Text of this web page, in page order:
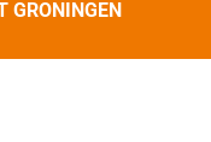
GRONINGEN